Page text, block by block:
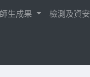
師生成果 檢測及資安